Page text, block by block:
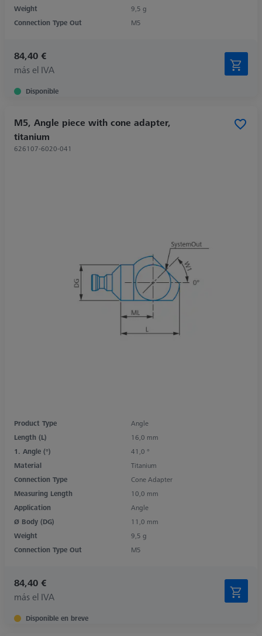
Weight
9,5 g
Connection Type Out
M5
84,40 €
más el IVA
Disponible
M5, Angle piece with cone adapter,
titanium
626107-6020-041
Product Type
Angle
Length (L)
16,0 mm
1. Angle (°)
41,0 °
Material
Titanium
Connection Type
Cone Adapter
Measuring Length
10,0 mm
Application
Angle
Ø Body (DG)
11,0 mm
Weight
9,5 g
Connection Type Out
M5
84,40 €
más el IVA
Disponible en breve